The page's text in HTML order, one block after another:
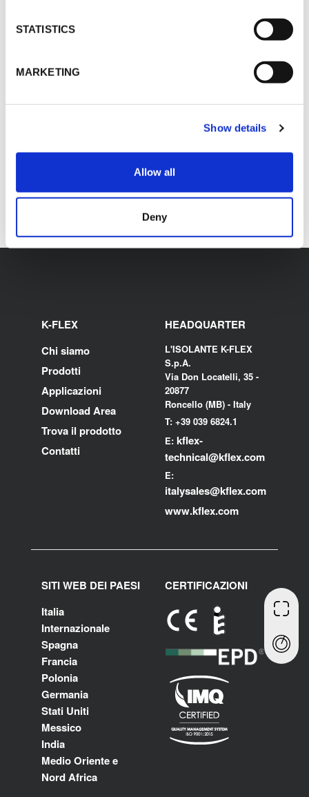
STATISTICS
MARKETING
Show details
Allow all
Deny
CONTROLLARLO
K-FLEX
Chi siamo
Prodotti
Applicazioni
Download Area
Trova il prodotto
Contatti
HEADQUARTER
L'ISOLANTE K-FLEX
S.p.A.
Via Don Locatelli, 35 -
20877
Roncello (MB) - Italy
T: +39 039 6824.1
E: kflex-
technical@kflex.com
E:
italysales@kflex.com
www.kflex.com
SITI WEB DEI PAESI
Italia
Internazionale
Spagna
Francia
Polonia
Germania
Stati Uniti
Messico
India
Medio Oriente e
Nord Africa
CERTIFICAZIONI